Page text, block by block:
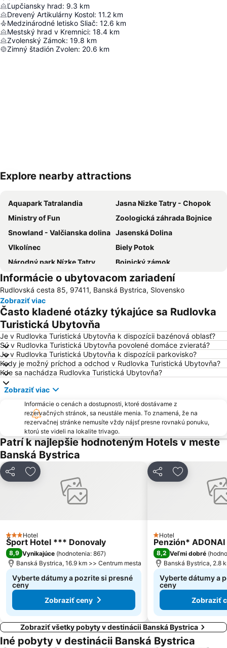
Ľupčiansky hrad: 9.3 km
Drevený Artikulárny Kostol: 11.2 km
Medzinárodné letisko Sliač: 12.6 km
Mestský hrad v Kremnici: 18.4 km
Zvolenský Zámok: 19.8 km
Zimný štadión Zvolen: 20.6 km
Explore nearby attractions
Aquapark Tatralandia
Jasna Nizke Tatry - Chopok
Ministry of Fun
Zoologická záhrada Bojnice
Snowland - Valčianska dolina Jasenská Dolina
Vlkolínec
Biely Potok
Národný park Nízke Tatry
Bojnický zámok
Park Snow Donovaly
Jasná Nízke Tatry – Chopok
Štadión SNP Štiavničky
Ski Krahule Center
Ski Králiky
Liptov
Železničná stanica Banská Bystrica
Salamandra Resort
Skalka
Tále
Podlavice
Sásová
Ski Park Ružomberok
Radvaň
Zvolenský zámok
Hronec-Hlobišov
Fončorda
Tajov
Kráľová (Zvolen)
Folklórne slávnosti pod Poľanou
Jasná Nízke Tatry – Chopok
Demänovská jaskyňa slobody
Majer
Rajecká Lesná
Kokava-Línia
Lyžiarske Stredisko Šachtičky
Rozprávkový zámok
Jakub
Solinky
Selce Čachovo
Informácie o ubytovacom zariadení
Rudlovská cesta 85, 97411, Banská Bystrica, Slovensko
Zobraziť viac
Často kladené otázky týkajúce sa Rudlovka
Turistická Ubytovňa
Je v Rudlovka Turistická Ubytovňa k dispozícii bazénová oblasť?
Sú v Rudlovka Turistická Ubytovňa povolené domáce zvieratá?
Je v Rudlovka Turistická Ubytovňa k dispozícii parkovisko?
Kedy je možný príchod a odchod v Rudlovka Turistická Ubytovňa?
Kde sa nachádza Rudlovka Turistická Ubytovňa?
Zobraziť viac
Informácie o cenách a dostupnosti, ktoré dostávame z
rezervačných stránok, sa neustále menia. To znamená, že na
rezervačnej stránke nemusíte vždy nájsť presne rovnakú ponuku,
ktorú ste videli na lokalite trivago.
Patrí k najlepšie hodnoteným Hotels v meste
Banská Bystrica
ZdieľaťPridať do obľúbených
3 Počet hviezdičiek
Hotel
Šport Hotel *** Donovaly
8,9 Vynikajúce (hodnotenia: 867)
Banská Bystrica, 16.9 km >> Centrum mesta
Vyberte dátumy a pozrite si presné
ceny
Zobraziť ceny
ZdieľaťPridať do
1 Počet hviezdičiek
Hotel
Penzión* ADONAI
8,2 Veľmi dobré (
Banská Bystrica, 2.8
Vyberte dátumy a
ceny
Zobraziť
Zobraziť všetky pobyty v destinácii Banská Bystrica
Iné pobyty v destinácii Banská Bystrica